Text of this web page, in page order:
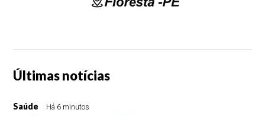
Últimas notícias
Saúde Há 6 minutos